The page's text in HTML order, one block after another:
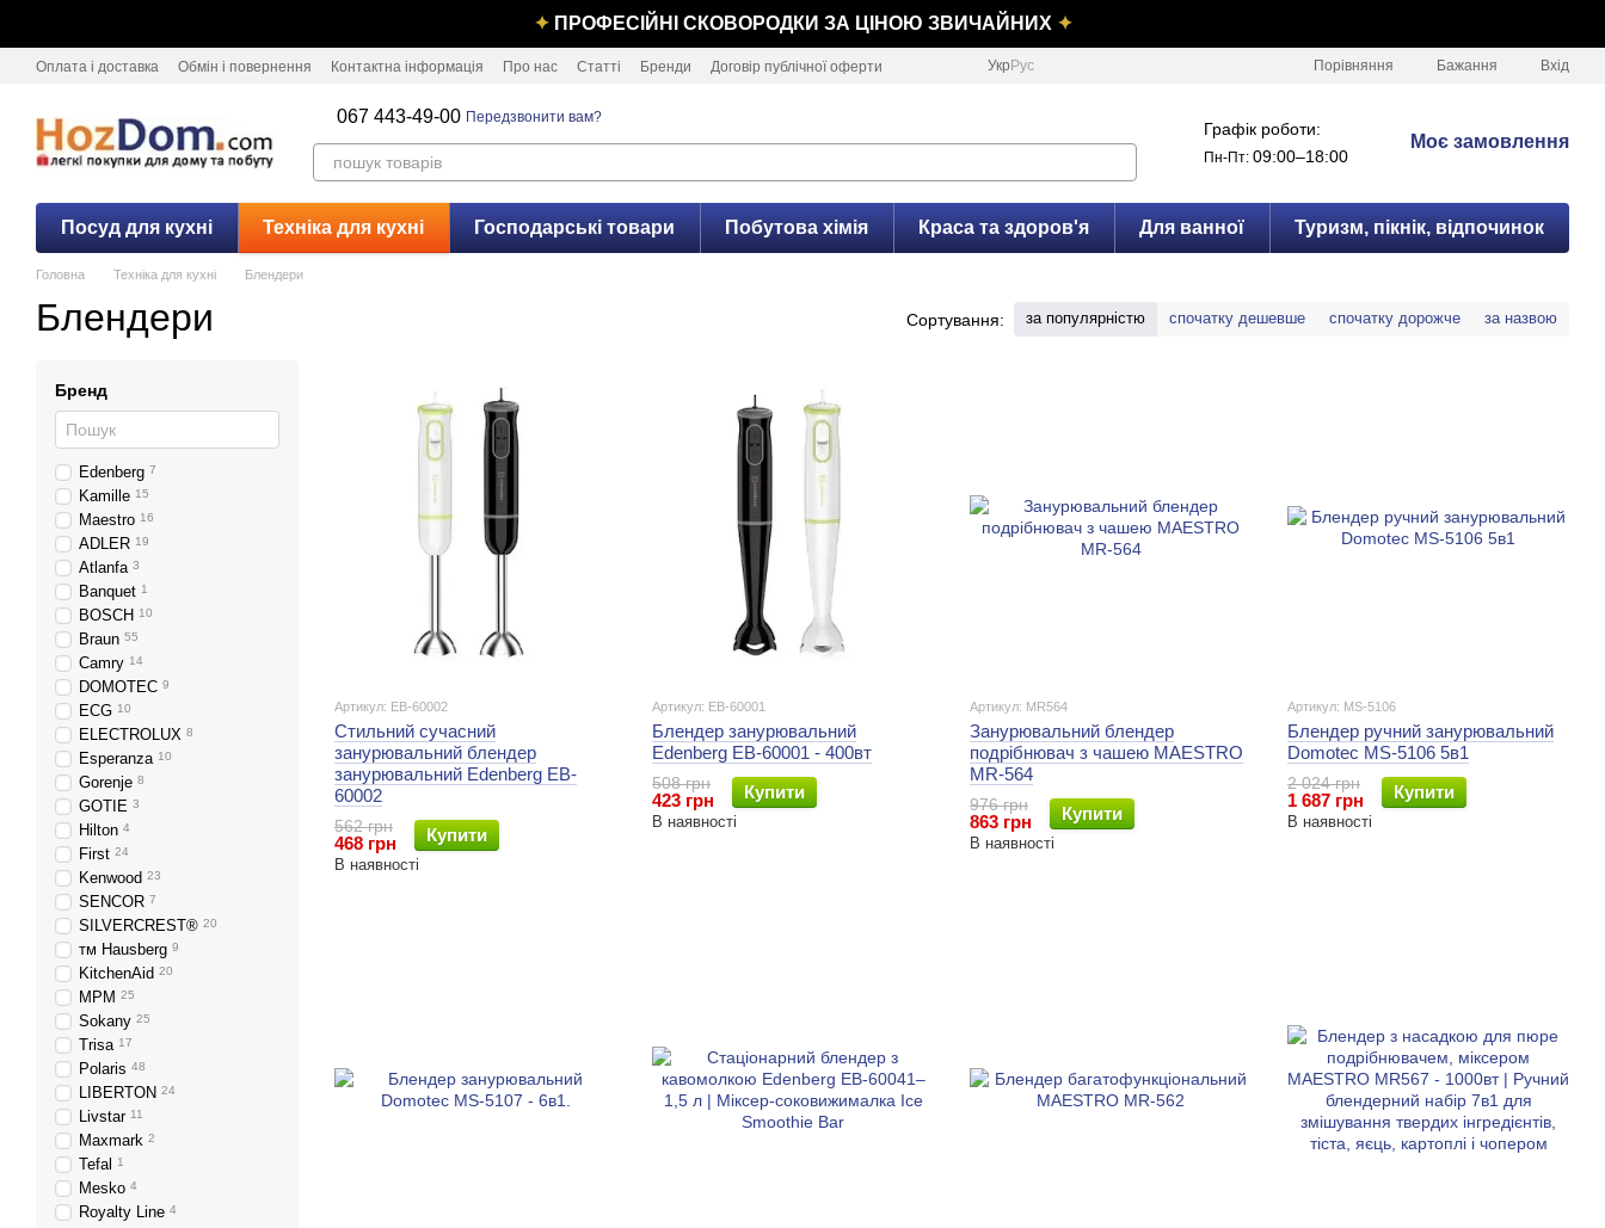
✦ПРОФЕСІЙНІ СКОВОРОДКИ ЗА ЦІНОЮ ЗВИЧАЙНИХ ✦
Оплата і доставка Обмін і повернення Контактна інформація Про нас Статті Бренди Договір публічної оферти Укр Рус Порівняння Бажання Вхід
067 443-49-00 Передзвонити вам?
Графік роботи:
Пн-Пт: 09:00–18:00
Моє замовлення
Посуд для кухні Техніка для кухні Господарські товари Побутова хімія Краса та здоров'я Для ванної Туризм, пікнік, відпочинок
Головна Техніка для кухні Блендери
Блендери Сортування: за популярністю спочатку дешевше спочатку дорожче за назвою
Артикул: EB-60002
Стильний сучасний
занурювальний блендер
занурювальний Edenberg EB-
60002
562 грн
468 грн Купити
В наявності
Артикул: EB-60001
Блендер занурювальний
Edenberg EB-60001 - 400вт
508 грн
423 грн Купити
В наявності
Артикул: MR564
Занурювальний блендер
подрібнювач з чашею MAESTRO
MR-564
976 грн
863 грн Купити
В наявності
Артикул: MS-5106
Блендер ручний занурювальний
Domotec MS-5106 5в1
2 024 грн
1 687 грн Купити
В наявності
Бренд
Edenberg 7
Kamille 15
Maestro 16
ADLER 19
Atlanfa 3
Banquet 1
BOSCH 10
Braun 55
Camry 14
DOMOTEC 9
ECG 10
ELECTROLUX 8
Esperanza 10
Gorenje 8
GOTIE 3
Hilton 4
First 24
Kenwood 23
SENCOR 7
SILVERCREST® 20
тм Hausberg 9
KitchenAid 20
MPM 25
Sokany 25
Trisa 17
Polaris 48
LIBERTON 24
Livstar 11
Maxmark 2
Tefal 1
Mesko 4
Royalty Line 4